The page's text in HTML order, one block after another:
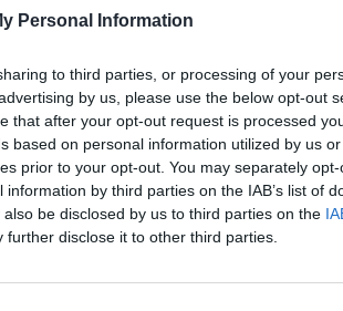
Personal Information
to third parties, or processing of your
by us, please use the below opt-out
that after your opt-out request is processed
based on personal information utilized by us
prior to your opt-out. You may separately
by third parties on the IAB’s list of
be disclosed by us to third parties on the
further disclose it to other third parties.
τραυματισμούς όταν
εταιρείας κατασκευής
στην εφημερίδα Information
εξαρτήματα
του «νύχια» στην πλάτη και